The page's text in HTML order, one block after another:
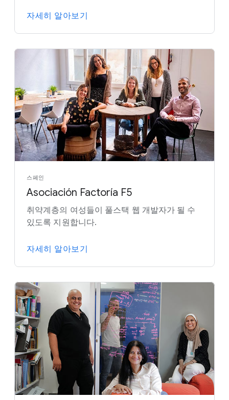
자세히 알아보기
스페인
Asociación Factoría F5
취약계층의 여성들이 풀스택 웹 개발자가 될 수
있도록 지원합니다.
자세히 알아보기